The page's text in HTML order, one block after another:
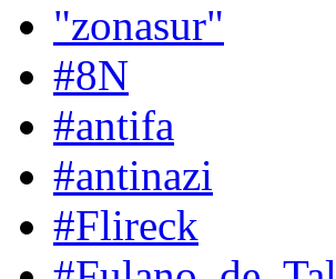
"zonasur"
#8N
#antifa
#antinazi
#Flireck